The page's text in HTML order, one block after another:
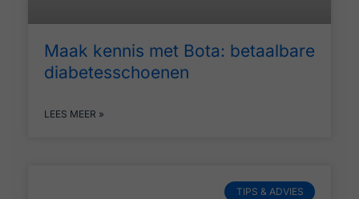
Maak kennis met Bota: betaalbare
diabetesschoenen
LEES MEER »
TIPS & ADVIES